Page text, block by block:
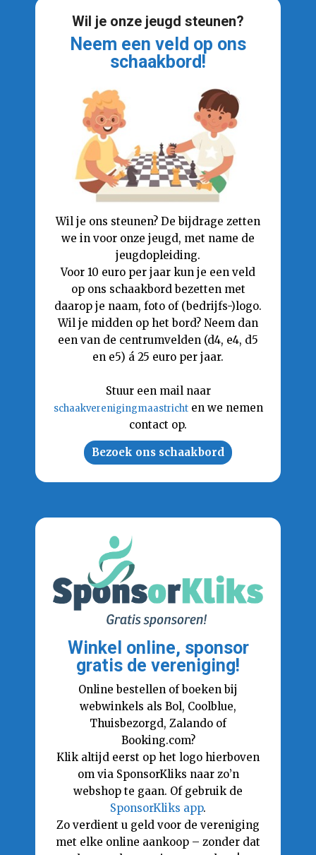
Wil je onze jeugd steunen?
Neem een veld op ons
schaakbord!
Wil je ons steunen? De bijdrage zetten
we in voor onze jeugd, met name de
jeugdopleiding.
Voor 10 euro per jaar kun je een veld
op ons schaakbord bezetten met
daarop je naam, foto of (bedrijfs-)logo.
Wil je midden op het bord? Neem dan
een van de centrumvelden (d4, e4, d5
en e5) á 25 euro per jaar.
Stuur een mail naar
schaakverenigingmaastrichten we nemen
contact op.
Bezoek ons schaakbord
Winkel online, sponsor
gratis de vereniging!
Online bestellen of boeken bij
webwinkels als Bol, Coolblue,
Thuisbezorgd, Zalando of
Booking.com?
Klik altijd eerst op het logo hierboven
om via SponsorKliks naar zo’n
webshop te gaan. Of gebruik de
SponsorKliks app.
Zo verdient u geld voor de vereniging
met elke online aankoop – zonder dat